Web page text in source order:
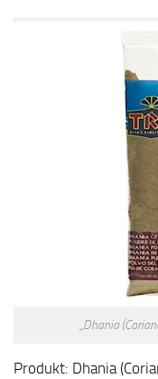
„Dhania
Produkt: Dhania